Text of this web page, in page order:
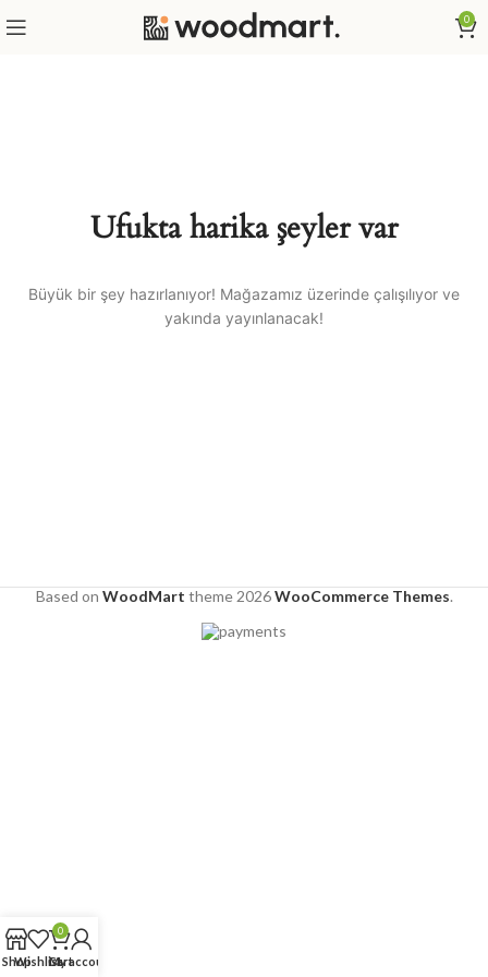
0
Ufukta harika şeyler var
Büyük bir şey hazırlanıyor! Mağazamız üzerinde çalışılıyor ve
yakında yayınlanacak!
Based on WoodMart theme2026WooCommerce Themes.
ShopWishlist
0
Cart
My account